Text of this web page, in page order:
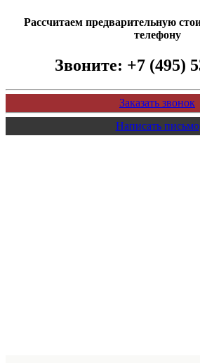
Рассчитаем предварительную
телефону
Звоните: +7 (495)
Заказать звонок
Написать письмо